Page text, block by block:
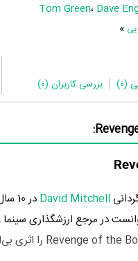
Tom Green، Dave
»
(0) بررسی کاربران (0)
David Mitchell